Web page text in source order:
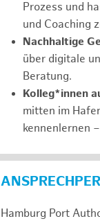
Prozess und
und Coaching
Nachhaltige
über digitale
Beratung.
Kolleg*innen
mitten im
kennenlernen
Hamburg Port